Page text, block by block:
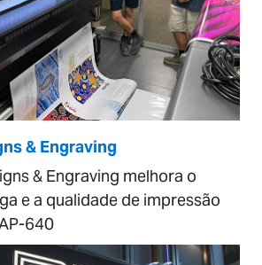
& Engraving
& Engraving melhora o
e a qualidade de impressão
640